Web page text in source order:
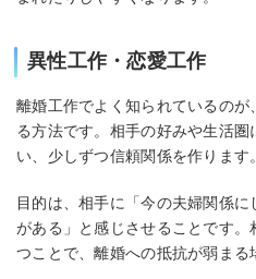
異性工作・恋愛工作
離婚工作でよく知られているの
る方法です。相手の好みや生活
い、少しずつ信頼関係を作ります。
目的は、相手に「今の夫婦関係
がある」と感じさせることです
つことで、離婚への抵抗が弱まる